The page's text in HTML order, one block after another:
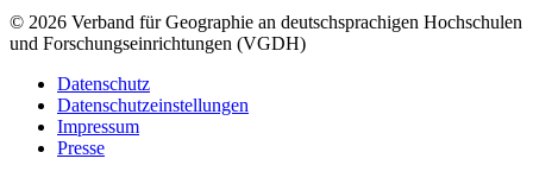
© 2026 Verband für Geographie an deutschsprachigen Hochschulen
und Forschungseinrichtungen (VGDH)
Datenschutz
Datenschutzeinstellungen
Impressum
Presse